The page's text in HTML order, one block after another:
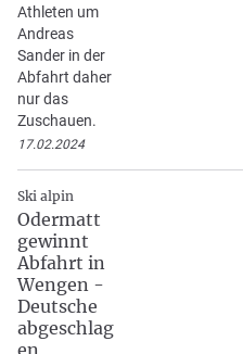
Athleten um
Andreas
Sander in der
Abfahrt daher
nur das
Zuschauen.
17.02.2024
Ski alpin
Odermatt
gewinnt
Abfahrt in
Wengen -
Deutsche
abgeschlag
en